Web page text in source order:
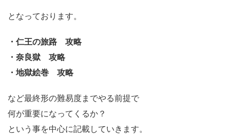
となっております。
・仁王の旅路 攻略
・奈良獄 攻略
・地獄絵巻 攻略
など最終形の難易度までやる前提で
何が重要になってくるか？
という事を中心に記載していきます。